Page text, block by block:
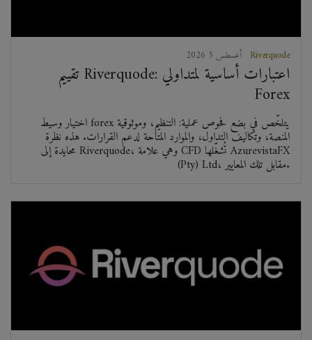
Riverquode
تقييم Riverquode: اعتبارات أساسية لمتداولي
Forex
اختيار وسيط forex يتلخّص في بضع فحوص عملية: التنظيم، وموثوقية
المنصة، وتكاليف التداول، والموارد المتاحة لدعم القرارات. هذه نظرة
محايدة إلى Riverquode، وهي علامة CFD تُشغّلها AzurevistaFX
(Pty) Ltd، مقابل تلك المعايير.